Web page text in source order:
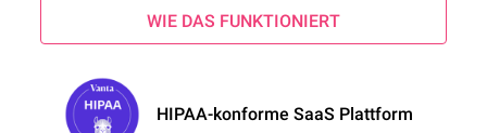
WIE DAS FUNKTIONIERT
HIPAA-konforme SaaS Plattform